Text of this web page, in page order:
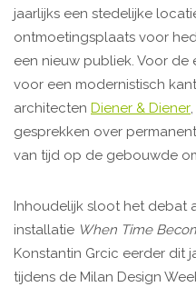
jaarlijks een stedelijke
ontmoetingsplaats voor
een nieuw publiek. Voor
voor een modernistisch
architecten Diener & Diener
gesprekken over
van tijd op de gebouwde
Inhoudelijk sloot het debat
installatie When Time
Konstantin Grcic eerder dit
tijdens de Milan Design